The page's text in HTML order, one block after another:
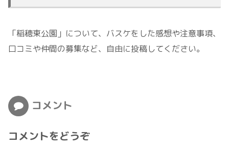
「稲穂東公園」について、バスケをした感想や注意事項、
口コミや仲間の募集など、自由に投稿してください。
コメント
コメントをどうぞ